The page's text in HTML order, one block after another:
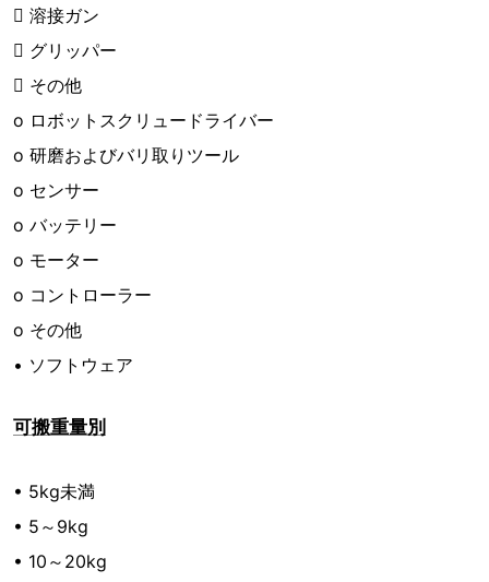
 溶接ガン
 グリッパー
 その他
o ロボットスクリュードライバー
o 研磨およびバリ取りツール
o センサー
o バッテリー
o モーター
o コントローラー
o その他
• ソフトウェア
可搬重量別
• 5kg未満
• 5～9kg
• 10～20kg